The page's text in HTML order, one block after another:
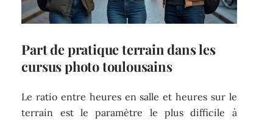
Part de pratique terrain dans les
cursus photo toulousains
Le ratio entre heures en salle et heures sur le
terrain est le paramètre le plus difficile à